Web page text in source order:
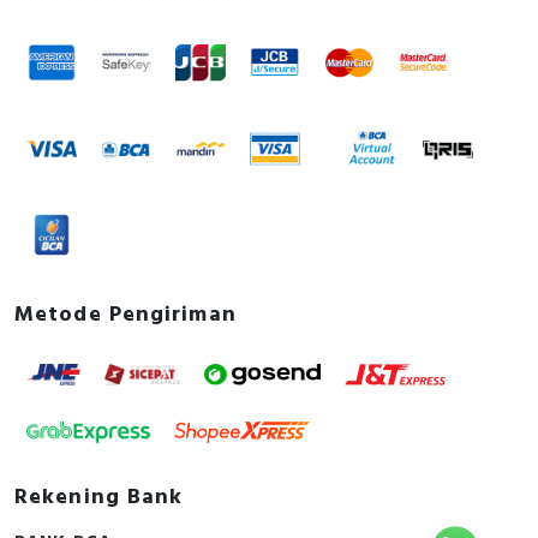
PM, Supreme, Kabelindo, Kabelmetal Indonesia,
Alpha, Selis, Telemecanique, Trafindo, Esitas, BOSS,
informasi lebih lanjut bisa menghubungi tim sales atau
Metode Pengiriman
Rekening Bank